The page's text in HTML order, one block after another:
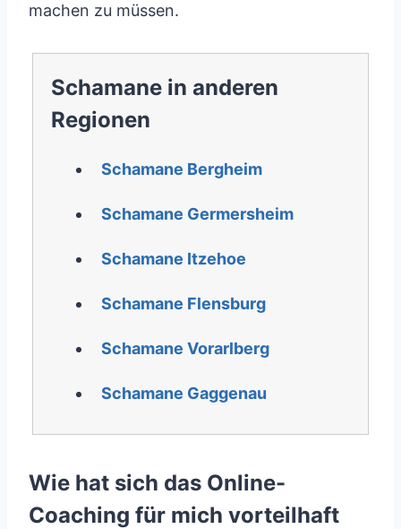
machen zu müssen.
Schamane in anderen
Regionen
Schamane Bergheim
Schamane Germersheim
Schamane Itzehoe
Schamane Flensburg
Schamane Vorarlberg
Schamane Gaggenau
Wie hat sich das Online-
Coaching für mich vorteilhaft